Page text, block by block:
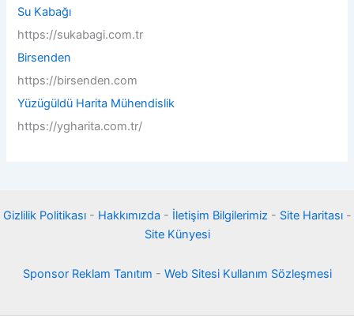
f
r
:
Su Kabağı
https://sukabagi.com.tr
Birsenden
https://birsenden.com
Yüzügüldü Harita Mühendislik
https://ygharita.com.tr/
Gizlilik Politikası- Hakkımızda - İletişim Bilgilerimiz- Site Haritası-
Site Künyesi
Sponsor Reklam Tanıtım - Web Sitesi Kullanım Sözleşmesi